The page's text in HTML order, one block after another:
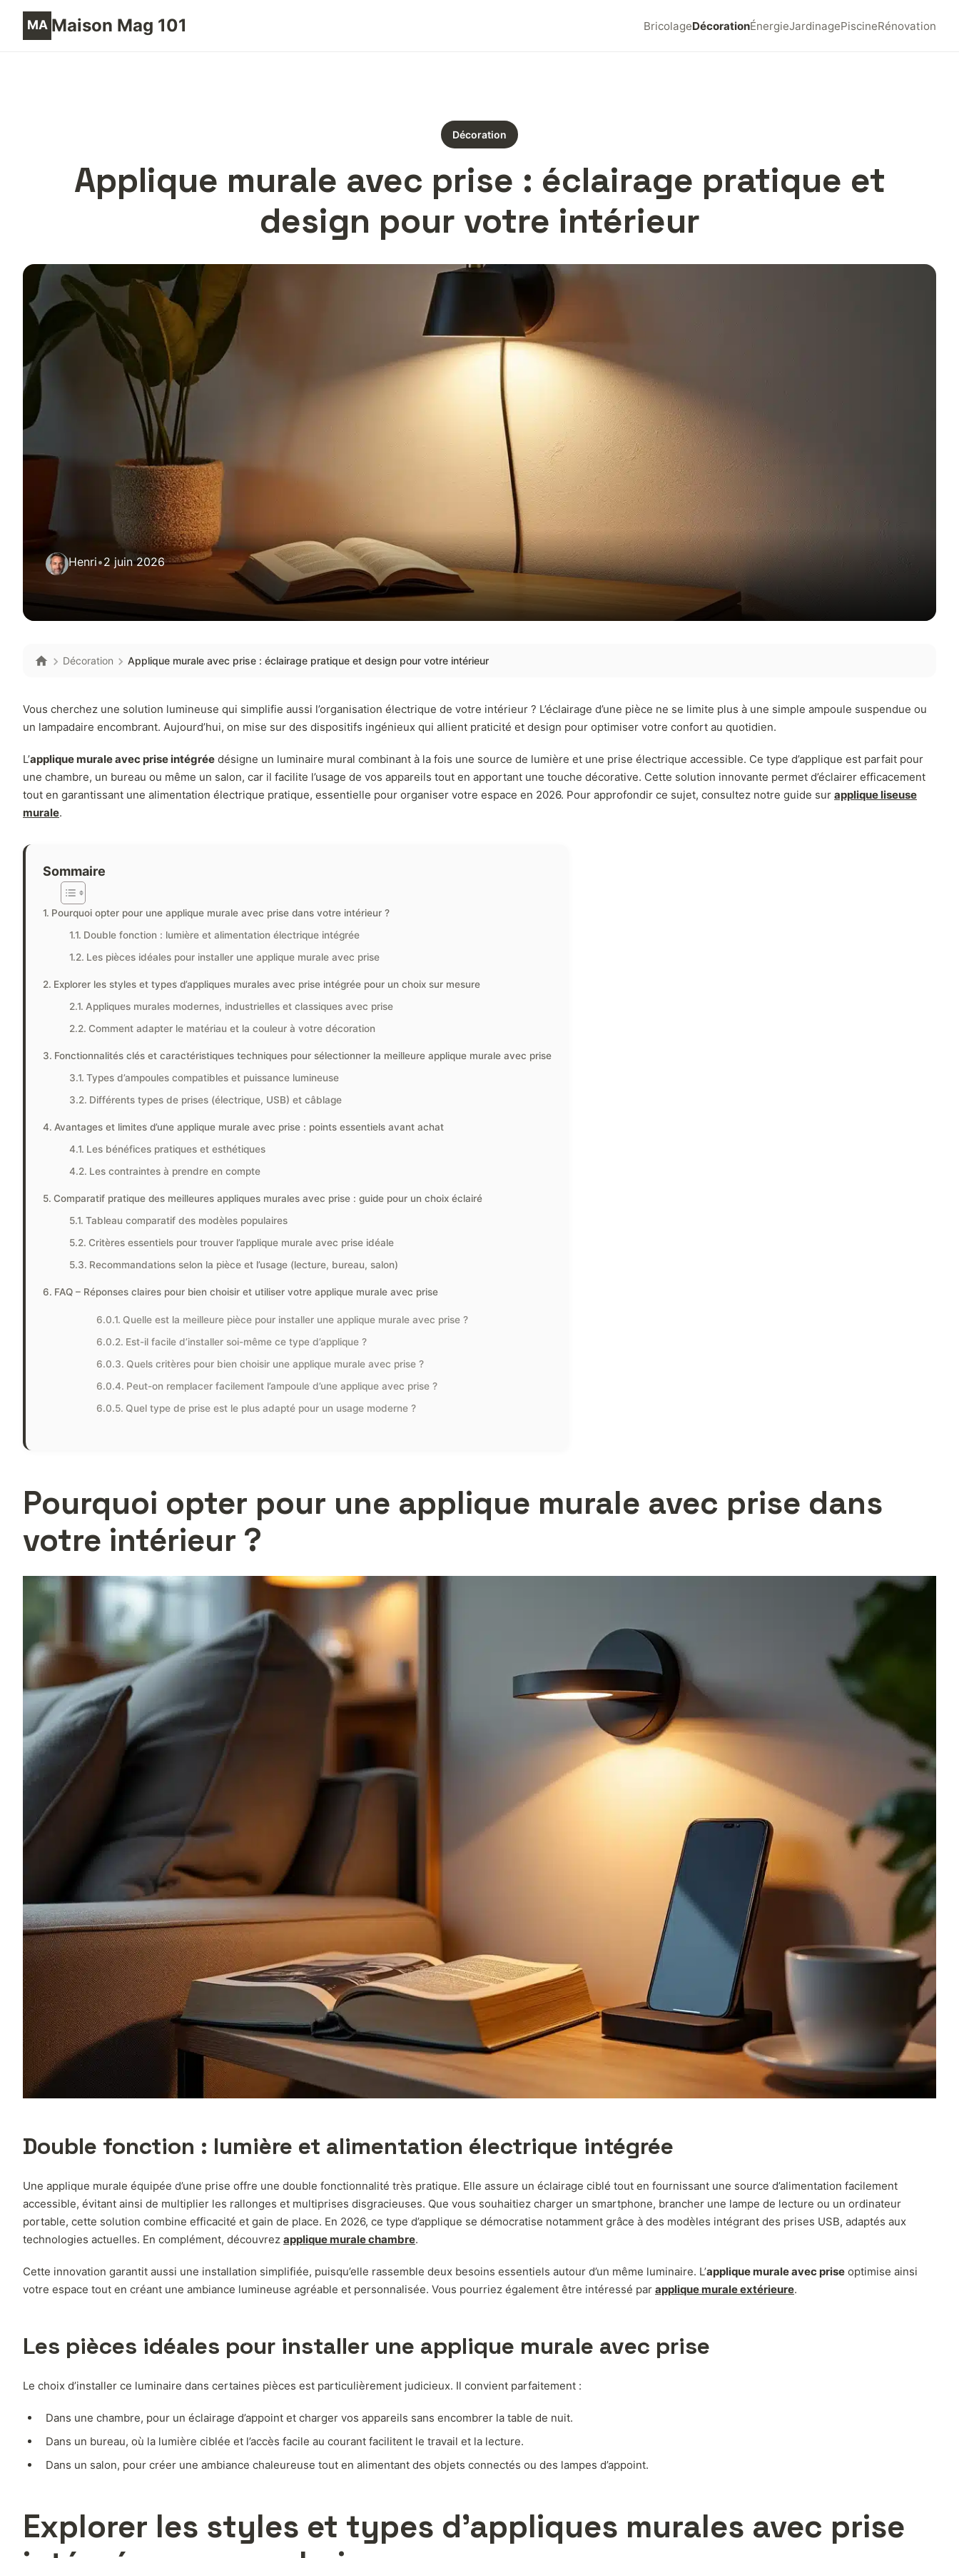
Maison Mag 101 BricolageDécorationÉnergieJardinagePiscineRénovation
Décoration
Applique murale avec prise : éclairage pratique et
design pour votre intérieur
Henri•2 juin 2026
Décoration Applique murale avec prise : éclairage pratique et design pour votre intérieur
Vous cherchez une solution lumineuse qui simplifie aussi l’organisation électrique de votre intérieur ? L’éclairage d’une pièce ne se limite plus à une simple ampoule suspendue ou
un lampadaire encombrant. Aujourd’hui, on mise sur des dispositifs ingénieux qui allient praticité et design pour optimiser votre confort au quotidien.
L’applique murale avec prise intégrée désigne un luminaire mural combinant à la fois une source de lumière et une prise électrique accessible. Ce type d’applique est parfait pour
une chambre, un bureau ou même un salon, car il facilite l’usage de vos appareils tout en apportant une touche décorative. Cette solution innovante permet d’éclairer efficacement
tout en garantissant une alimentation électrique pratique, essentielle pour organiser votre espace en 2026. Pour approfondir ce sujet, consultez notre guide sur applique liseuse
murale.
Sommaire
Pourquoi opter pour une applique murale avec prise dans votre intérieur ?
Double fonction : lumière et alimentation électrique intégrée
Les pièces idéales pour installer une applique murale avec prise
Explorer les styles et types d’appliques murales avec prise intégrée pour un choix sur mesure
Appliques murales modernes, industrielles et classiques avec prise
Comment adapter le matériau et la couleur à votre décoration
Fonctionnalités clés et caractéristiques techniques pour sélectionner la meilleure applique murale avec prise
Types d’ampoules compatibles et puissance lumineuse
Différents types de prises (électrique, USB) et câblage
Avantages et limites d’une applique murale avec prise : points essentiels avant achat
Les bénéfices pratiques et esthétiques
Les contraintes à prendre en compte
Comparatif pratique des meilleures appliques murales avec prise : guide pour un choix éclairé
Tableau comparatif des modèles populaires
Critères essentiels pour trouver l’applique murale avec prise idéale
Recommandations selon la pièce et l’usage (lecture, bureau, salon)
FAQ – Réponses claires pour bien choisir et utiliser votre applique murale avec prise
Quelle est la meilleure pièce pour installer une applique murale avec prise ?
Est-il facile d’installer soi-même ce type d’applique ?
Quels critères pour bien choisir une applique murale avec prise ?
Peut-on remplacer facilement l’ampoule d’une applique avec prise ?
Quel type de prise est le plus adapté pour un usage moderne ?
Pourquoi opter pour une applique murale avec prise dans
votre intérieur ?
Double fonction : lumière et alimentation électrique intégrée
Une applique murale équipée d’une prise offre une double fonctionnalité très pratique. Elle assure un éclairage ciblé tout en fournissant une source d’alimentation facilement
accessible, évitant ainsi de multiplier les rallonges et multiprises disgracieuses. Que vous souhaitiez charger un smartphone, brancher une lampe de lecture ou un ordinateur
portable, cette solution combine efficacité et gain de place. En 2026, ce type d’applique se démocratise notamment grâce à des modèles intégrant des prises USB, adaptés aux
technologies actuelles. En complément, découvrez applique murale chambre.
Cette innovation garantit aussi une installation simplifiée, puisqu’elle rassemble deux besoins essentiels autour d’un même luminaire. L’applique murale avec prise optimise ainsi
votre espace tout en créant une ambiance lumineuse agréable et personnalisée. Vous pourriez également être intéressé par applique murale extérieure.
Les pièces idéales pour installer une applique murale avec prise
Le choix d’installer ce luminaire dans certaines pièces est particulièrement judicieux. Il convient parfaitement :
Dans une chambre, pour un éclairage d’appoint et charger vos appareils sans encombrer la table de nuit.
Dans un bureau, où la lumière ciblée et l’accès facile au courant facilitent le travail et la lecture.
Dans un salon, pour créer une ambiance chaleureuse tout en alimentant des objets connectés ou des lampes d’appoint.
Explorer les styles et types d’appliques murales avec prise